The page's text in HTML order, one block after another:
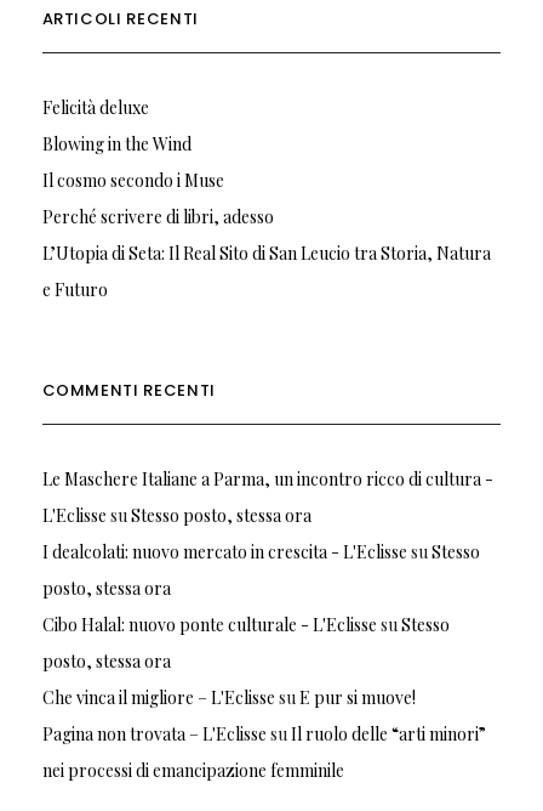
ARTICOLI RECENTI
Felicità deluxe
Blowing in the Wind
Il cosmo secondo i Muse
Perché scrivere di libri, adesso
L’Utopia di Seta: Il Real Sito di San Leucio tra Storia, Natura
e Futuro
COMMENTI RECENTI
Le Maschere Italiane a Parma, un incontro ricco di cultura -
L'Eclisse suStesso posto, stessa ora
I dealcolati: nuovo mercato in crescita - L'Eclisse suStesso
posto, stessa ora
Cibo Halal: nuovo ponte culturale - L'Eclisse suStesso
posto, stessa ora
Che vinca il migliore – L'Eclisse suE pur si muove!
Pagina non trovata – L'Eclisse suIl ruolo delle “arti minori”
nei processi di emancipazione femminile